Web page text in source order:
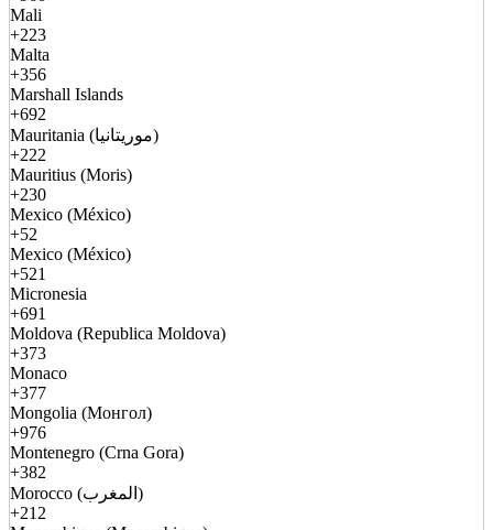
Mali
+223
Malta
+356
Marshall Islands
+692
Mauritania (موريتانيا)
+222
Mauritius (Moris)
+230
Mexico (México)
+52
Mexico (México)
+521
Micronesia
+691
Moldova (Republica Moldova)
+373
Monaco
+377
Mongolia (Монгол)
+976
Montenegro (Crna Gora)
+382
Morocco (المغرب)
+212